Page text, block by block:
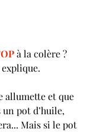
à la colère ?
allumette et que
pot d’huile,
Mais si le pot